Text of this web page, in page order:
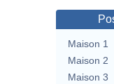
Maison 1
Maison 2
Maison 3